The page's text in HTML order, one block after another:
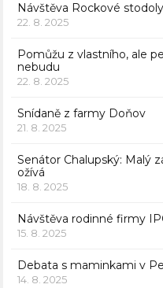
Návštěva Rockové stodoly
22. 8. 2025
Pomůžu z vlastního, ale
nebudu
22. 8. 2025
Snídaně z farmy Doňov
21. 8. 2025
Senátor Chalupský: Malý
ožívá
18. 8. 2025
Návštěva rodinné firmy
15. 8. 2025
Debata s maminkami v
14. 8. 2025